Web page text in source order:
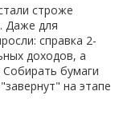
строже
Даже для
справка 2-
доходов, а
Собирать бумаги
на этапе